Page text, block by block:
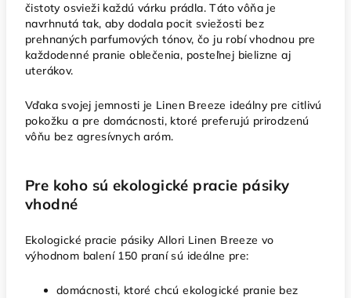
čistoty osvieži každú várku prádla. Táto vôňa je
navrhnutá tak, aby dodala pocit sviežosti bez
prehnaných parfumových tónov, čo ju robí vhodnou pre
každodenné pranie oblečenia, posteľnej bielizne aj
uterákov.
Vďaka svojej jemnosti je Linen Breeze ideálny pre citlivú
pokožku a pre domácnosti, ktoré preferujú prirodzenú
vôňu bez agresívnych aróm.
Pre koho sú ekologické pracie pásiky
vhodné
Ekologické pracie pásiky Allori Linen Breeze vo
výhodnom balení 150 praní sú ideálne pre:
domácnosti, ktoré chcú ekologické pranie bez